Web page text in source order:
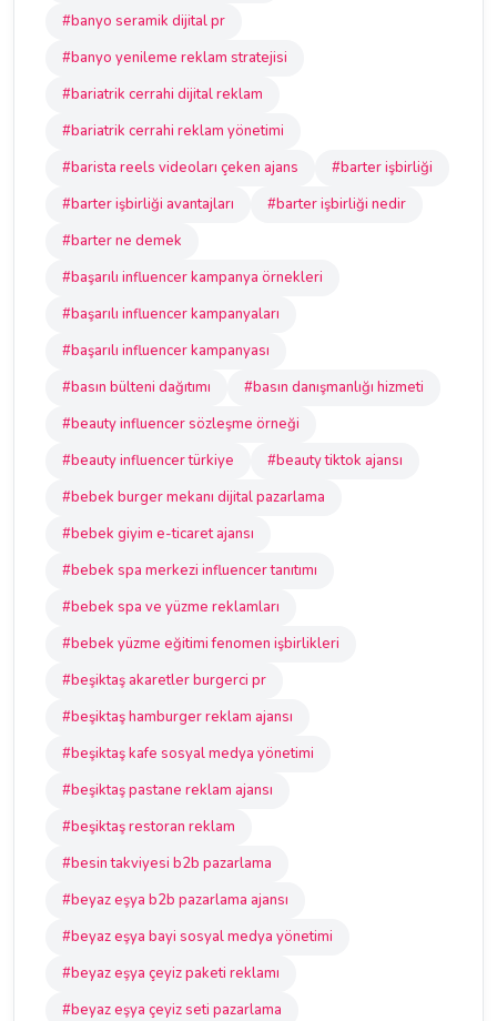
#banyo seramik dijital pr
#banyo yenileme reklam stratejisi
#bariatrik cerrahi dijital reklam
#bariatrik cerrahi reklam yönetimi
#barista reels videoları çeken ajans
#barter işbirliği
#barter işbirliği avantajları
#barter işbirliği nedir
#barter ne demek
#başarılı influencer kampanya örnekleri
#başarılı influencer kampanyaları
#başarılı influencer kampanyası
#basın bülteni dağıtımı
#basın danışmanlığı hizmeti
#beauty influencer sözleşme örneği
#beauty influencer türkiye
#beauty tiktok ajansı
#bebek burger mekanı dijital pazarlama
#bebek giyim e-ticaret ajansı
#bebek spa merkezi influencer tanıtımı
#bebek spa ve yüzme reklamları
#bebek yüzme eğitimi fenomen işbirlikleri
#beşiktaş akaretler burgerci pr
#beşiktaş hamburger reklam ajansı
#beşiktaş kafe sosyal medya yönetimi
#beşiktaş pastane reklam ajansı
#beşiktaş restoran reklam
#besin takviyesi b2b pazarlama
#beyaz eşya b2b pazarlama ajansı
#beyaz eşya bayi sosyal medya yönetimi
#beyaz eşya çeyiz paketi reklamı
#beyaz eşya çeyiz seti pazarlama